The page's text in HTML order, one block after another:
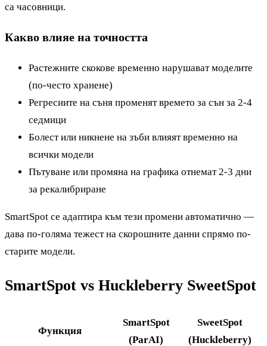
са часовници.
Какво влияе на точността
Растежните скокове временно нарушават моделите
(по-често хранене)
Регресиите на съня променят времето за сън за 2-4
седмици
Болест или никнене на зъби влияят временно на
всички модели
Пътуване или промяна на графика отнемат 2-3 дни
за рекалибриране
SmartSpot се адаптира към тези промени автоматично —
дава по-голяма тежест на скорошните данни спрямо по-
старите модели.
SmartSpot vs Huckleberry SweetSpot
Функция
SmartSpot
(ParAI)
SweetSpot
(Huckleberry)